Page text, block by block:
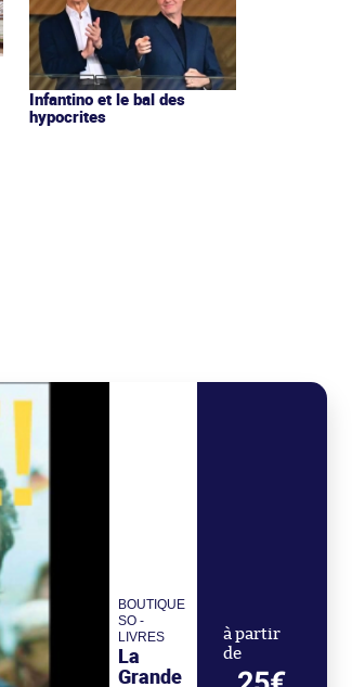
Infantino et le bal des
hypocrites
BOUTIQUE
SO -
LIVRES
La
Grande
à partir
de